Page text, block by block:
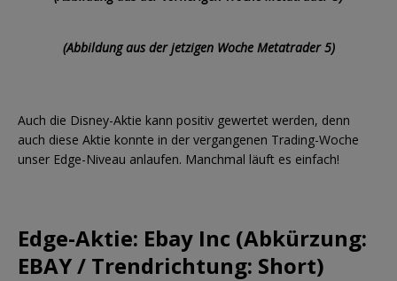
(Abbildung aus der jetzigen Woche Metatrader 5)
Auch die Disney-Aktie kann positiv gewertet werden, denn
auch diese Aktie konnte in der vergangenen Trading-Woche
unser Edge-Niveau anlaufen. Manchmal läuft es einfach!
Edge-Aktie: Ebay Inc (Abkürzung:
EBAY / Trendrichtung: Short)